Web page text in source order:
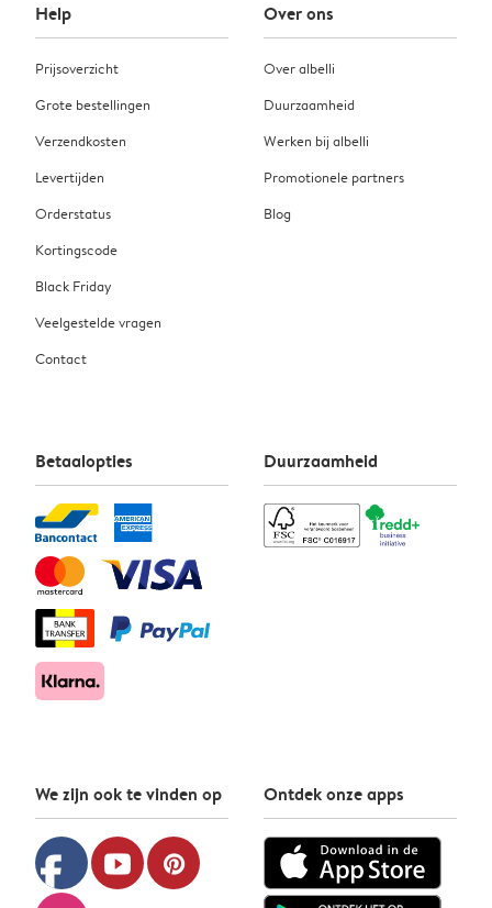
Help
Prijsoverzicht
Grote bestellingen
Verzendkosten
Levertijden
Orderstatus
Kortingscode
Black Friday
Veelgestelde vragen
Contact
Over ons
Over albelli
Duurzaamheid
Werken bij albelli
Promotionele partners
Blog
Betaalopties Duurzaamheid
We zijn ook te vinden op
facebook youtube pinterest
Ontdek onze apps